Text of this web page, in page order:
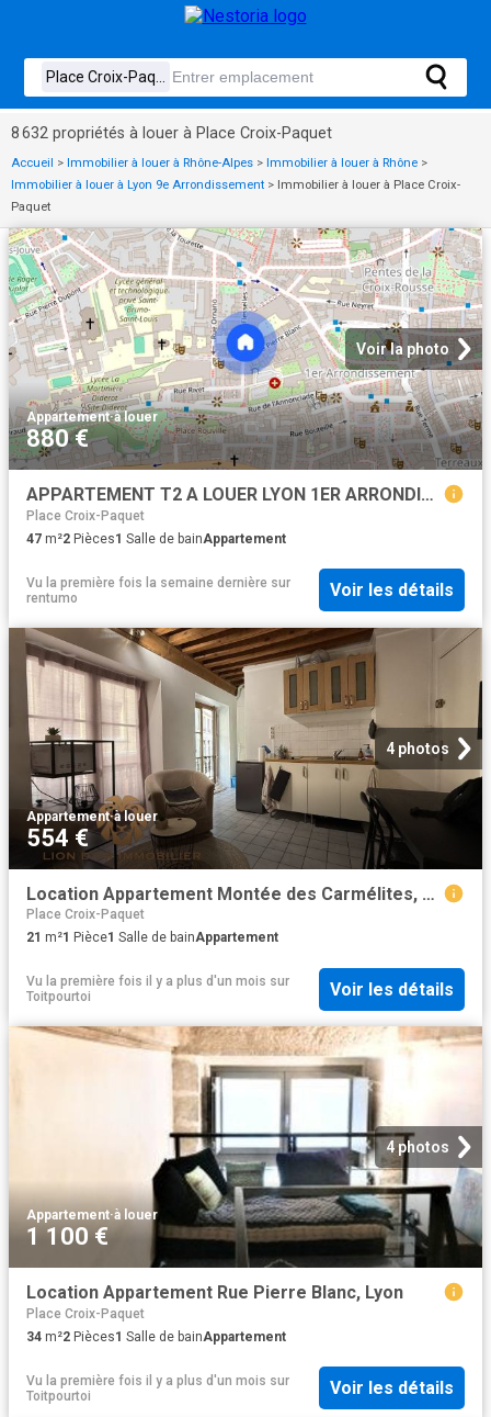
8 632 propriétés à louer à Place Croix-Paquet
Accueil > Immobilier à louer à Rhône-Alpes > Immobilier à louer à Rhône >
Immobilier à louer à Lyon 9e Arrondissement > Immobilier à louer à Place Croix-
Paquet
Voir la photo
Appartement·à louer
880 €
APPARTEMENT T2 A LOUER LYON 1ER ARRONDISSEMENT Trois Gaules
Place Croix-Paquet
47 m²2 Pièces1 Salle de bainAppartement
Vu la première fois la semaine dernière sur
rentumo
Voir les détails
4 photos
Appartement·à louer
554 €
Location Appartement Montée des Carmélites, Lyon
Place Croix-Paquet
21 m²1 Pièce1 Salle de bainAppartement
Vu la première fois il y a plus d'un mois sur
Toitpourtoi
Voir les détails
4 photos
Appartement·à louer
1 100 €
Location Appartement Rue Pierre Blanc, Lyon
Place Croix-Paquet
34 m²2 Pièces1 Salle de bainAppartement
Vu la première fois il y a plus d'un mois sur
Toitpourtoi
Voir les détails